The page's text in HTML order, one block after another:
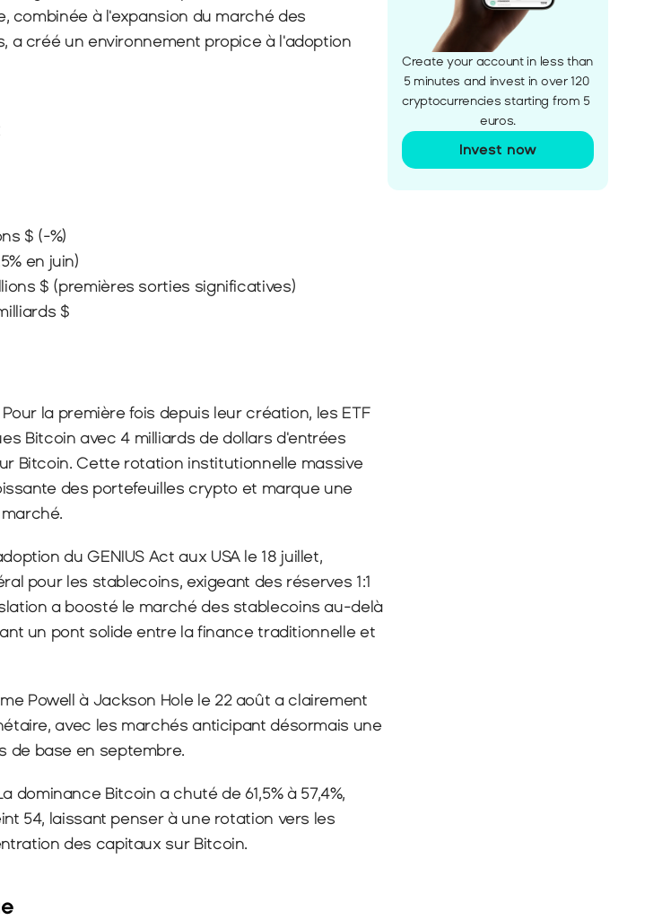
combinée à l'expansion du marché des
a créé un environnement propice à l'adoption
$ (-%)
en juin)
$ (premières sorties significatives)
$
Pour la première fois depuis leur création, les ETF
Bitcoin avec 4 milliards de dollars d'entrées
Bitcoin. Cette rotation institutionnelle massive
des portefeuilles crypto et marque une
du GENIUS Act aux USA le 18 juillet,
pour les stablecoins, exigeant des réserves 1:1
a boosté le marché des stablecoins au-delà
un pont solide entre la finance traditionnelle et
Powell à Jackson Hole le 22 août a clairement
avec les marchés anticipant désormais une
de base en septembre.
dominance Bitcoin a chuté de 61,5% à 57,4%,
54, laissant penser à une rotation vers les
des capitaux sur Bitcoin.
Create your account in less than
5 minutes and invest in over 120
cryptocurrencies starting from 5
euros.
Invest now